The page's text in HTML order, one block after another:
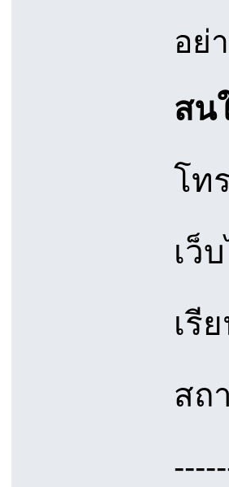
อย่
สน
โท
เว็
เรี
สถ